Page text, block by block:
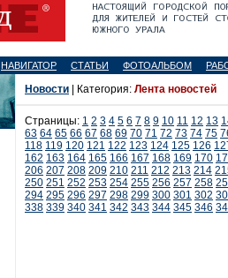
НАВИГАТОР СТАТЬИ ФОТОАЛЬБОМ
Новости | Категория: Лента новостей
Страницы: 1 2 3 4 5 6 7 8 9 10 11 12 13
63 64 65 66 67 68 69 70 71 72 73 74 75
118 119 120 121 122 123 124 125 126
162 163 164 165 166 167 168 169 170
206 207 208 209 210 211 212 213 214
250 251 252 253 254 255 256 257 258
294 295 296 297 298 299 300 301 302
338 339 340 341 342 343 344 345 346